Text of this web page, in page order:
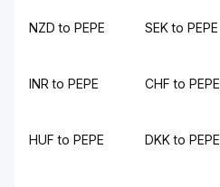
NZD to PEPE SEK to PEPE
INR to PEPE CHF to PEPE
HUF to PEPE DKK to PEPE